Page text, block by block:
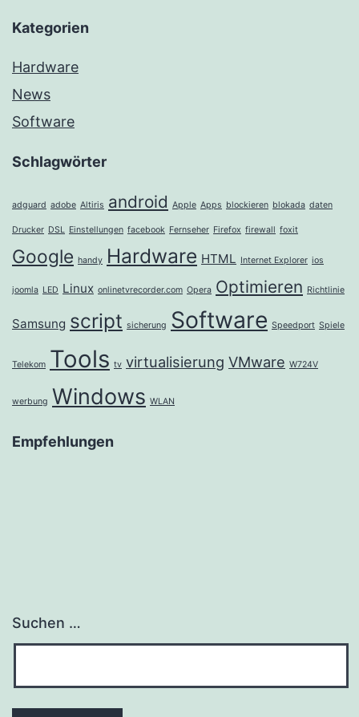
Kategorien
Hardware
News
Software
Schlagwörter
adguard adobe Altiris android Apple Apps blockieren blokada daten
Drucker DSL Einstellungen facebook Fernseher Firefox firewall foxit
Google handy Hardware HTML Internet Explorer ios
joomla LED Linux onlinetvrecorder.com Opera Optimieren Richtlinie
Samsung script sicherung Software Speedport Spiele
Telekom Tools tv virtualisierung VMware W724V
werbung Windows WLAN
Empfehlungen
Suchen …